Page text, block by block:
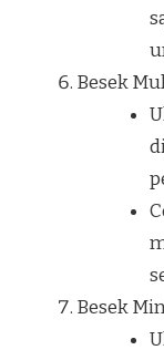
Besek
Besek